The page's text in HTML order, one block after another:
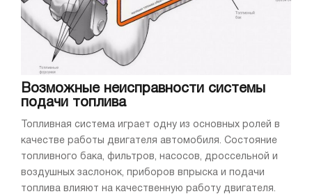
Возможные неисправности системы
подачи топлива
Топливная система играет одну из основных ролей в
качестве работы двигателя автомобиля. Состояние
топливного бака, фильтров, насосов, дроссельной и
воздушных заслонок, приборов впрыска и подачи
топлива влияют на качественную работу двигателя.